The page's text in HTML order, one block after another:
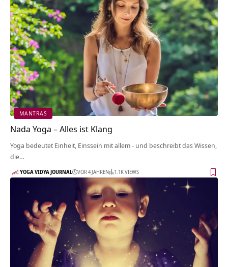
MANTRAS
Nada Yoga – Alles ist Klang
Yoga bedeutet Einheit, Einssein mit allem - und beschreibt das Wissen,
die…
YOGA VIDYA JOURNAL VOR 4 JAHREN 1.1K VIEWS